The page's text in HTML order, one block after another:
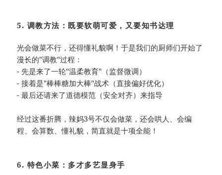
5. 调教方法：既要软萌可爱，又要知书达理
光会做菜不行，还得懂礼貌啊！于是我们的厨师们开始了
漫长的"调教"过程：
- 先是来了一轮"温柔教育"（监督微调）
- 接着是"棒棒糖加大棒"战术（直接偏好优化）
- 最后还请来了道德模范（安全对齐）来指导
经过这番折腾，辣妈3号不仅会做菜，还会哄人、会编
程、会算数、懂礼貌，简直就是十项全能！
6. 特色小菜：多才多艺显身手